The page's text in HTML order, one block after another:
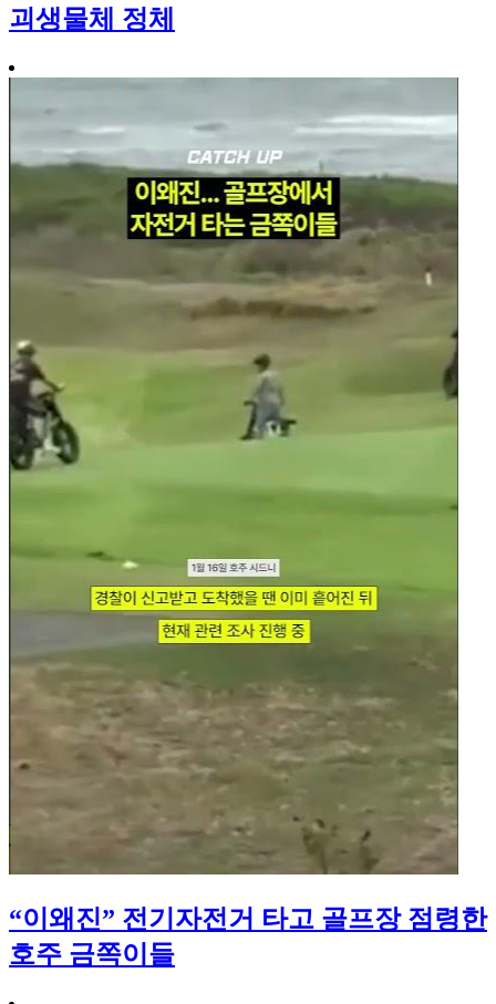
괴생물체 정체
“이왜진” 전기자전거 타고 골프장 점령한
호주 금쪽이들